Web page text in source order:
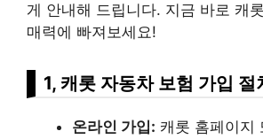
게 안내해 드립니다. 지금 바로 캐
매력에 빠져보세요!
1, 캐롯 자동차 보험 가입 절
온라인 가입: 캐롯 홈페이지